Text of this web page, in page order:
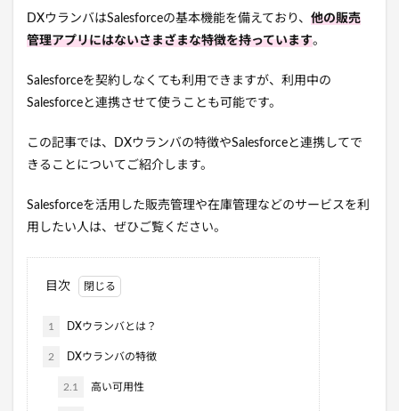
DXウランバはSalesforceの基本機能を備えており、 他の販売
管理アプリにはないさまざまな特徴を持っています。
Salesforceを契約しなくても利用できますが、利用中の
Salesforceと連携させて使うことも可能です。
この記事では、DXウランバの特徴やSalesforceと連携してで
きることについてご紹介します。
Salesforceを活用した販売管理や在庫管理などのサービスを利
用したい人は、ぜひご覧ください。
目次
1 DXウランバとは？
2 DXウランバの特徴
2.1 高い可用性